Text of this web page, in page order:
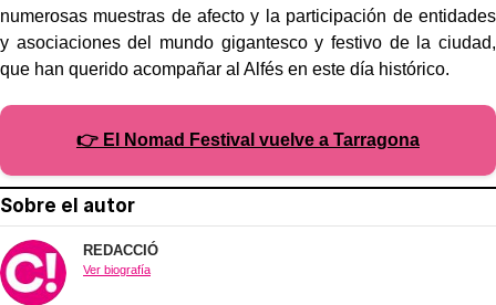
numerosas muestras de afecto y la participación de entidades
y asociaciones del mundo gigantesco y festivo de la ciudad,
que han querido acompañar al Alfés en este día histórico.
👉 El Nomad Festival vuelve a Tarragona
Sobre el autor
REDACCIÓ
Ver biografía